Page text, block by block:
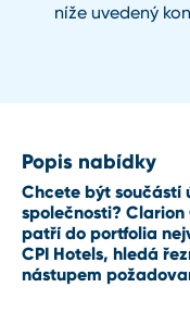
níže uvedený
Popis nabídky
Chcete být součástí
společnosti? Clarion
patří do portfolia
CPI Hotels, hledá
nástupem